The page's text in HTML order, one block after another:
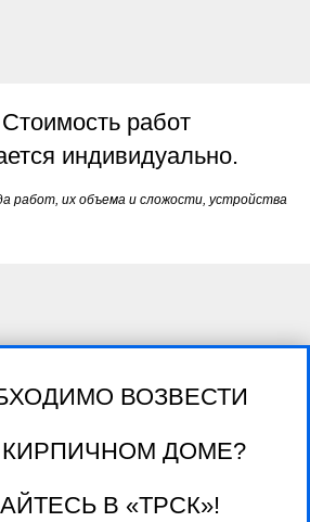
работ
индивидуально.
работ, их объема и сложости, устройства
ВОЗВЕСТИ
ДОМЕ?
В «ТРСК»!